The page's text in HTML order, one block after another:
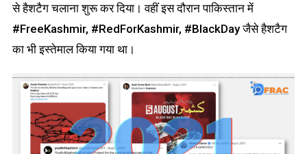
से हैशटैग चलाना शुरू कर दिया। वहीं इस दौरान पाकिस्तान में
#FreeKashmir, #RedForKashmir, #BlackDay जैसे हैशटैग
का भी इस्तेमाल किया गया था।